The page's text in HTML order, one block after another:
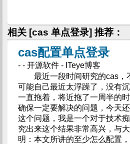
相关 [cas 单点登录] 推荐：
cas配置单点登录
- - 开源软件 - ITeye博客
最近一段时间研究的cas，
可能自己最近太浮躁了，没有
一直拖着，将近拖了一周半的
确保一定要解决的问题，今天
这个问题，我是一个对于技术
究出来这个结果非常高兴，
明：本文所讲的至少怎么配置